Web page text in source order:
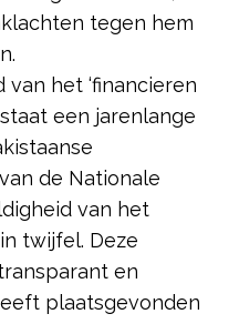
tegen hem
het ‘financieren
een jarenlange
de Nationale
van het
twijfel. Deze
en
plaatsgevonden